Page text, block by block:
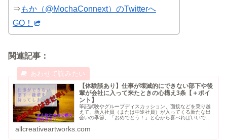
⇒ もか（@MochaConnext）のTwitterへ
GO！
関連記事：
【体験談あり】仕事が壊滅的にできない部下や後
輩が会社に入って来たときの心構え3条【＋ポイ
ント】
筆記試験やグループディスカッション、面接などを乗り越
えて、新入社員（または中途社員）が入ってくる新たな出
会いの季節。「おめでとう！」と心から喜べればいいです
多少の緊張を強いられている人も多...
allcreativeartworks.com